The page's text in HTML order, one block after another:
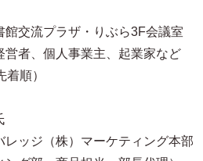
流プラザ・りぶら3F会議室
、個人事業主、起業家など
順）
（株）マーケティング本部